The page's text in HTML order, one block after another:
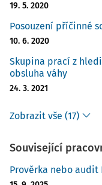
stran
Osobní výkonnost
19. 5. 2020
Posouzení příčinné
10. 6. 2020
Skupina prací z
obsluha váhy
24. 3. 2021
Zobrazit vše (17)
Související
Prověrka nebo audit